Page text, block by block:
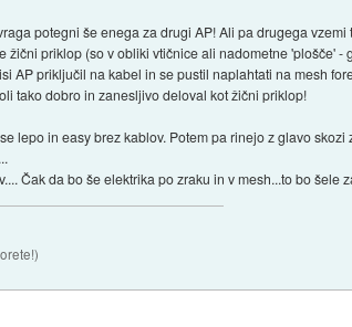
potegni še enega za drugi AP! Ali pa drugega
priklop (so v obliki vtičnice ali nadometne 'plošče' -
AP priključil na kabel in se pustil naplahtati na mesh
tako dobro in zanesljivo deloval kot žični priklop!
lepo in easy brez kablov. Potem pa rinejo z glavo
Čak da bo še elektrika po zraku in v mesh...to bo šele